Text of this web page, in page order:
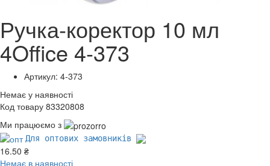
Ручка-коректор 10 мл
4Office 4-373
Артикул: 4-373
Немає у наявності
Код товару 83320808
Ми працюємо з
Для оптових замовників
16.50 ₴
Немає в наявності